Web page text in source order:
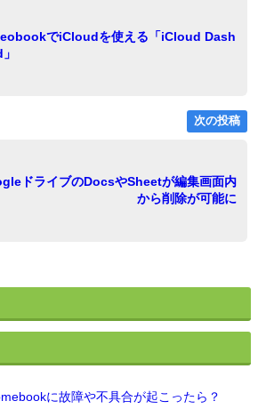
でiCloudを使える「iCloud Dash
次の投稿
ドライブのDocsやSheetが編集画面内
から削除が可能に
に故障や不具合が起こったら？